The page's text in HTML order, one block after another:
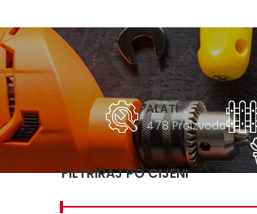
ALATI
478 Proizvoda
FILTRIRAJ PO CIJENI